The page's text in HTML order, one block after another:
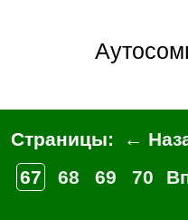
Страницы: ←
67
68 69 70